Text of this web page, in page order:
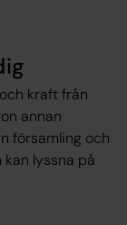
kraft från
annan
församling och
lyssna på